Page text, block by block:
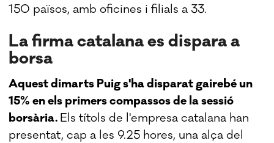
150 països, amb oficines i filials a 33.
La firma catalana es dispara a
borsa
Aquest dimarts Puig s'ha disparat gairebé un
15% en els primers compassos de la sessió
borsària. Els títols de l'empresa catalana han
presentat, cap a les 9.25 hores, una alça del